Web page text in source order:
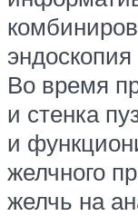
Во время
и стенка
и
желчного
желчь на